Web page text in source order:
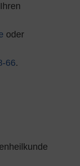
oder
66.